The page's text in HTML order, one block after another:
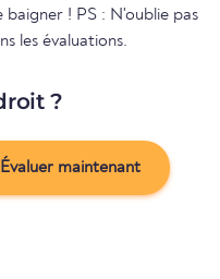
baigner ! PS : N'oublie pas
les évaluations.
?
Évaluer maintenant